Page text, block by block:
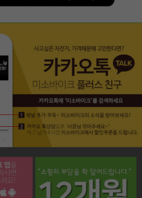
페이코 라이프